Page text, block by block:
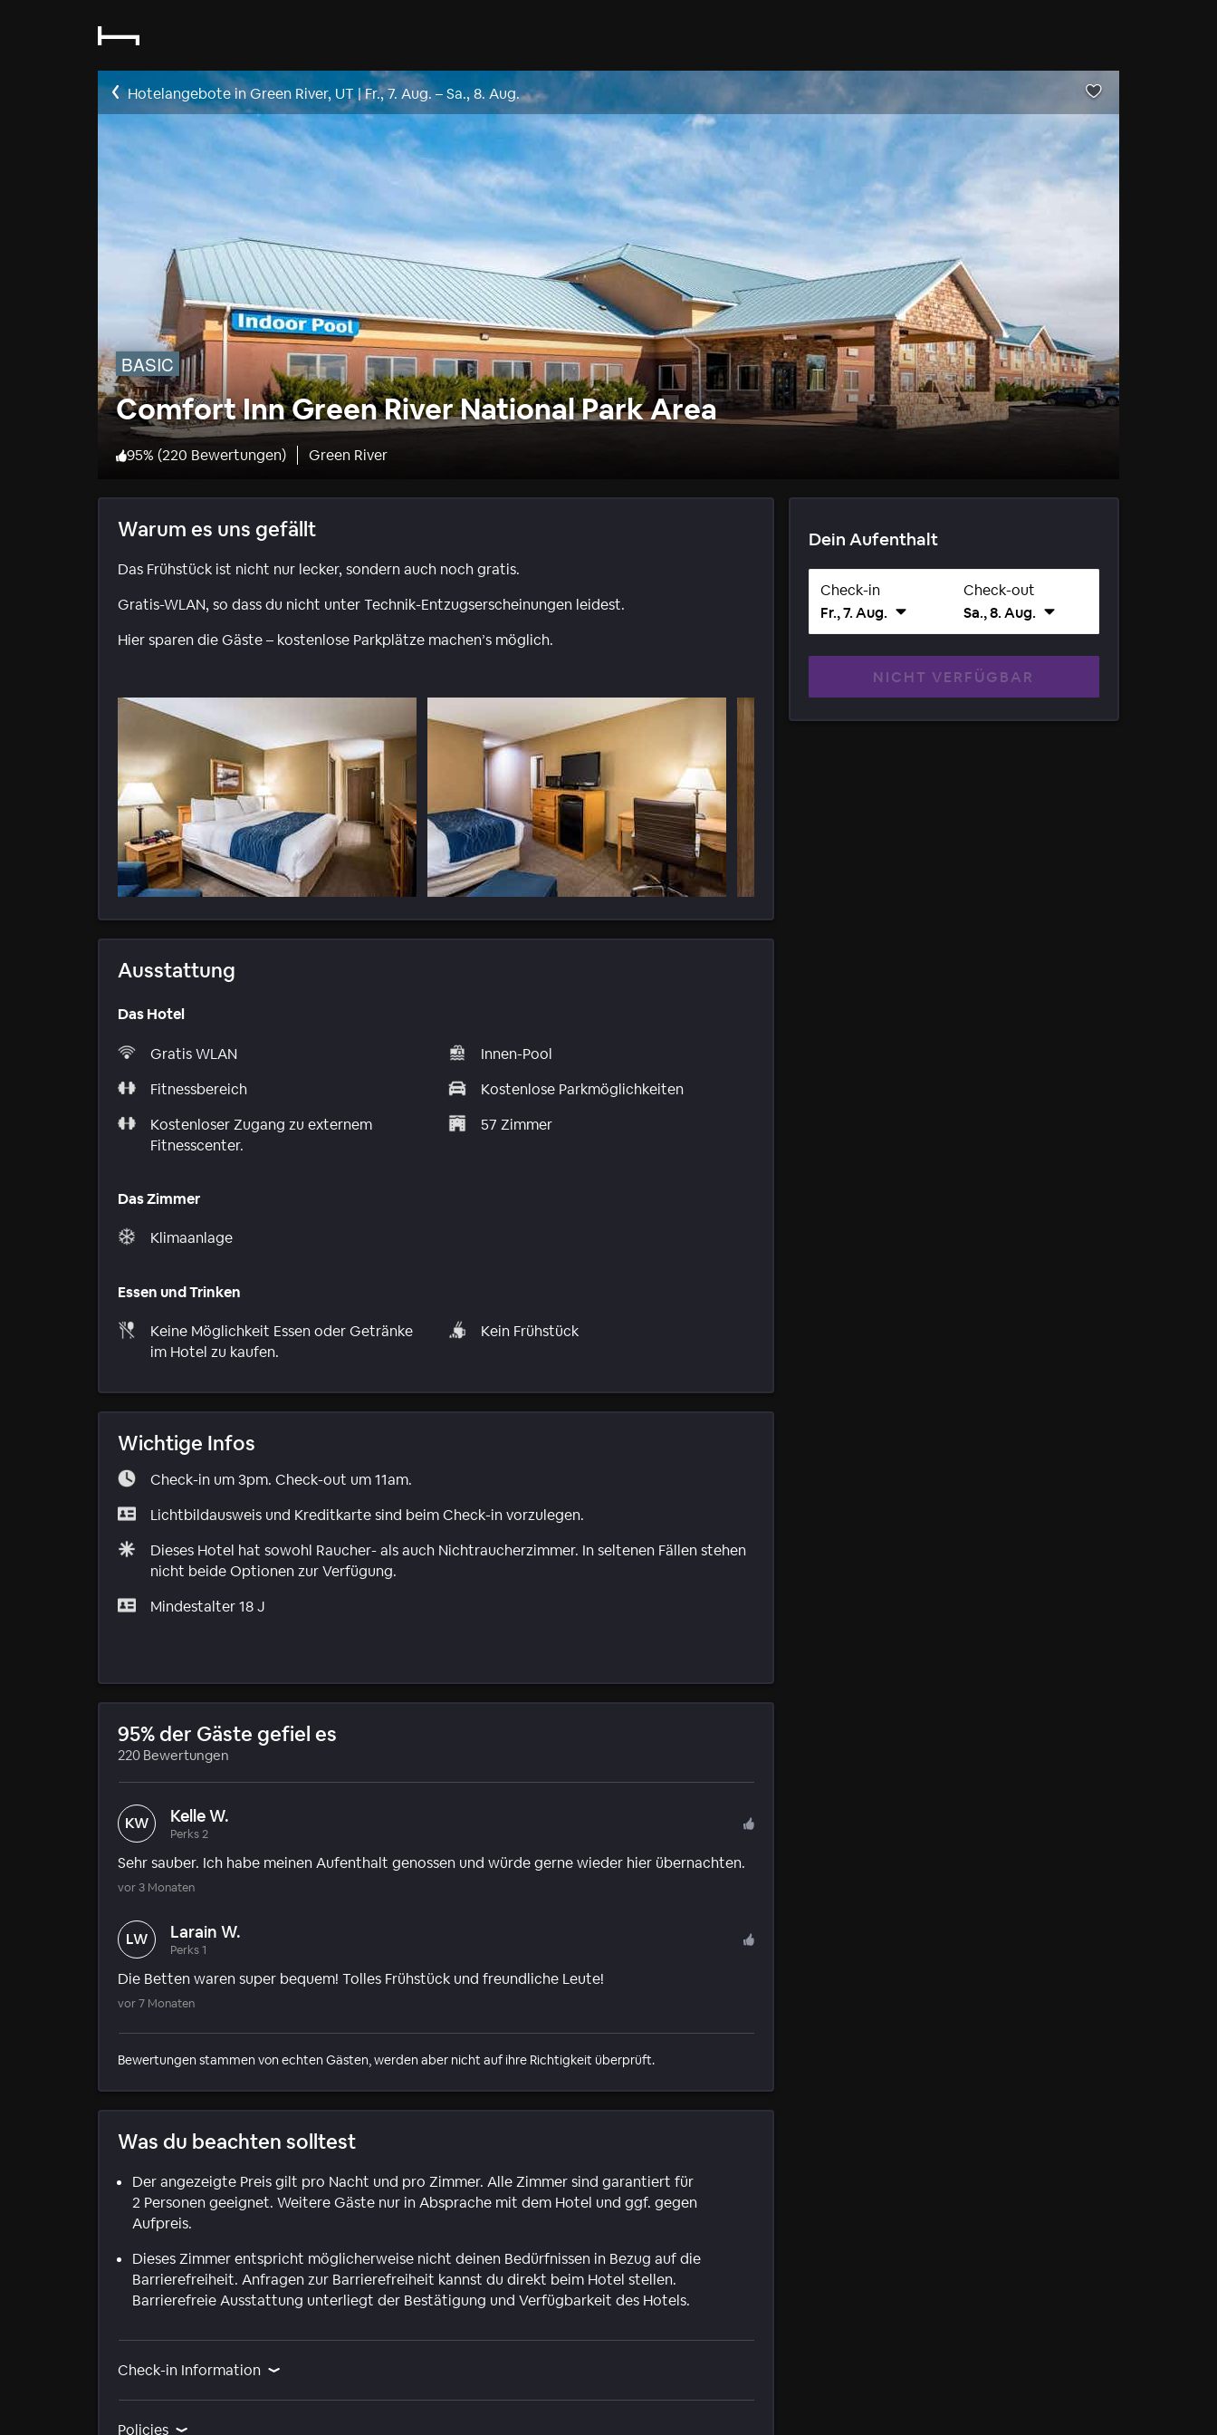
Hotelangebote in Green River, UT|Fr., 7. Aug.–Sa., 8. Aug.
BASIC
Comfort Inn Green River National Park Area
95% (220 Bewertungen) Green River
Warum es uns gefällt
Das Frühstück ist nicht nur lecker, sondern auch noch gratis.
Gratis-WLAN, so dass du nicht unter Technik-Entzugserscheinungen leidest.
Hier sparen die Gäste – kostenlose Parkplätze machen’s möglich.
Ausstattung
Das Hotel
Gratis WLAN
Fitnessbereich
Kostenloser Zugang zu externem
Fitnesscenter.
Innen-Pool
Kostenlose Parkmöglichkeiten
57 Zimmer
Das Zimmer
Klimaanlage
Essen und Trinken
Keine Möglichkeit Essen oder Getränke
im Hotel zu kaufen.
Kein Frühstück
Wichtige Infos
Check-in um 3pm. Check-out um 11am.
Lichtbildausweis und Kreditkarte sind beim Check-in vorzulegen.
Dieses Hotel hat sowohl Raucher- als auch Nichtraucherzimmer. In seltenen Fällen stehen
nicht beide Optionen zur Verfügung.
Mindestalter 18 J
95% der Gäste gefiel es
220 Bewertungen
KW Kelle W.
Perks 2
Sehr sauber. Ich habe meinen Aufenthalt genossen und würde gerne wieder hier übernachten.
vor 3 Monaten
LW Larain W.
Perks 1
Die Betten waren super bequem! Tolles Frühstück und freundliche Leute!
vor 7 Monaten
Bewertungen stammen von echten Gästen, werden aber nicht auf ihre Richtigkeit überprüft.
Was du beachten solltest
Der angezeigte Preis gilt pro Nacht und pro Zimmer. Alle Zimmer sind garantiert für
2 Personen geeignet. Weitere Gäste nur in Absprache mit dem Hotel und ggf. gegen
Aufpreis.
Dieses Zimmer entspricht möglicherweise nicht deinen Bedürfnissen in Bezug auf die
Barrierefreiheit. Anfragen zur Barrierefreiheit kannst du direkt beim Hotel stellen.
Barrierefreie Ausstattung unterliegt der Bestätigung und Verfügbarkeit des Hotels.
Check-in Information
Policies
Dein Aufenthalt
Check-in
Fr., 7. Aug.
Check-out
Sa., 8. Aug.
NICHT VERFÜGBAR